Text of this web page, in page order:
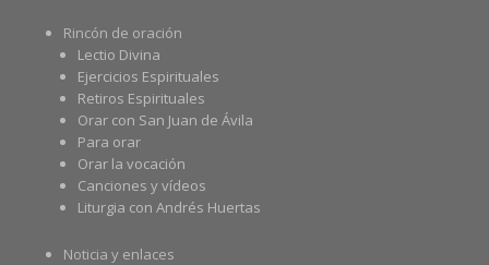
Rincón de oración
Lectio Divina
Ejercicios Espirituales
Retiros Espirituales
Orar con San Juan de Ávila
Para orar
Orar la vocación
Canciones y vídeos
Liturgia con Andrés Huertas
Noticia y enlaces